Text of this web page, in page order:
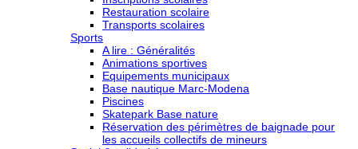
Restauration scolaire
Transports scolaires
Sports
A lire : Généralités
Animations sportives
Equipements municipaux
Base nautique Marc-Modena
Piscines
Skatepark Base nature
Réservation des périmètres de baignade pour
les accueils collectifs de mineurs